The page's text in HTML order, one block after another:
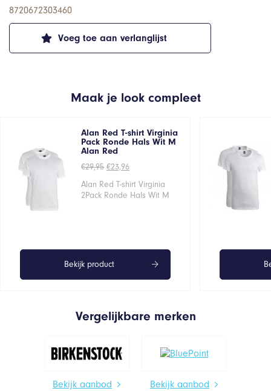
Voeg toe aan verlanglijst
8720672303460
Maak je look compleet
Alan Red T-shirt Virginia
Pack Ronde Hals Wit M
Alan Red
€29,95 Oorspronkelijke
was:
€29,95.
€23,96Huidige
is:
€23,96.
Alan Red T-shirt Virginia
2Pack Ronde Hals Wit M
Bekijk product
Vergelijkbare merken
Bekijk aanbod Bekijk aanbod